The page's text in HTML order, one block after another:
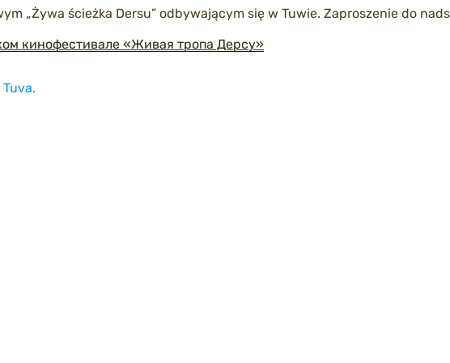
„Żywa ścieżka Dersu” odbywającym się w Tuwie. Zaproszenie do
кинофестивале «Живая тропа Дерсу»